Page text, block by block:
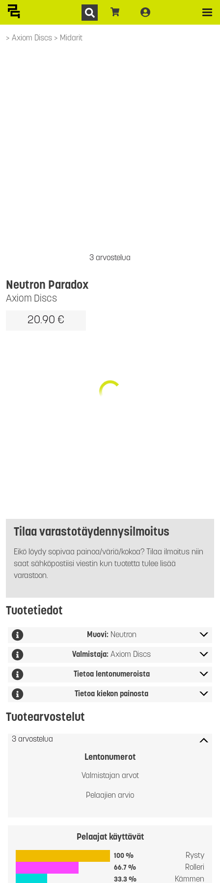
Axiom Discs Midarit
3 arvostelua
Axiom Discs
Neutron Paradox
20.90 €
Tilaa varastotäydennysilmoitus
Eikö löydy sopivaa painoa/väriä/kokoa? Tilaa ilmoitus niin
saat sähköpostiisi viestin kun tuotetta tulee lisää
varastoon.
Tuotetiedot
Muovi: Neutron
Valmistaja: Axiom Discs
Tietoa lentonumeroista
Tietoa kiekon painosta
Tuotearvostelut
3 arvostelua
Lentonumerot
Valmistajan arvot
Pelaajien arvio
Pelaajat käyttävät
100 % Rysty
66.7 % Rolleri
33.3 % Kämmen